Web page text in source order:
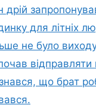
дрій
для літніх
не було
що брат